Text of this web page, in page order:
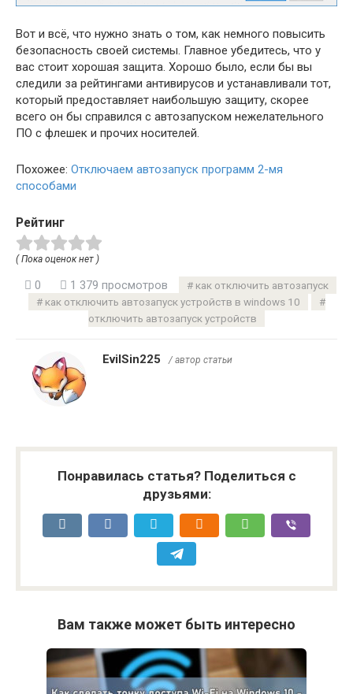
Вот и всё, что нужно знать о том, как немного повысить
безопасность своей системы. Главное убедитесь, что у
вас стоит хорошая защита. Хорошо было, если бы вы
следили за рейтингами антивирусов и устанавливали тот,
который предоставляет наибольшую защиту, скорее
всего он бы справился с автозапуском нежелательного
ПО с флешек и прочих носителей.
Похожее: Отключаем автозапуск программ 2-мя
способами
Рейтинг
( Пока оценок нет )
0 1 379 просмотров
как отключить автозапуск
как отключить автозапуск устройств в windows 10
отключить автозапуск устройств
EvilSin225 / автор статьи
Понравилась статья? Поделиться с
друзьями:
Вам также может быть интересно